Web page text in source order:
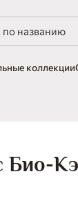
коллекции
Био-